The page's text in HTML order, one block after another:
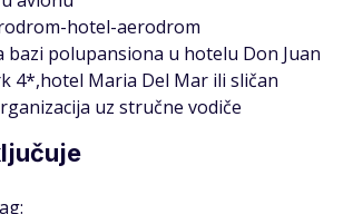
hotel-aerodrom
bazi polupansiona u hotelu Don Juan
4*,hotel Maria Del Mar ili sličan
uz stručne vodiče